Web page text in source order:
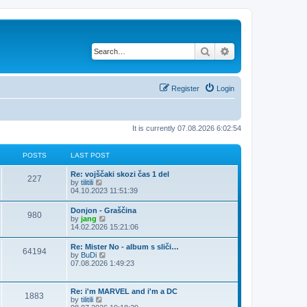
Search
Login
Register
It is currently 07.08.2026 6:02:54
POSTS LAST POST
227
Re: vojščaki skozi čas 1 del
by tilitili
i
w
t
h
e
l
a
t
e
t
p
o
s
04.10.2023 11:51:39
980
Donjon - Graščina
by jang
i
w
h
e
a
t
14.02.2026 15:21:06
64194
Re: Mister No - album s sliči…
by BuDi
i
t
h
e
07.08.2026 1:49:23
1883
Re: i'm MARVEL and i'm a DC
by tilitili